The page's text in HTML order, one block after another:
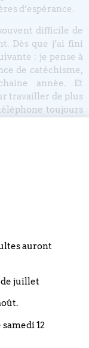
d’espérance.
difficile de
Dès que j’ai fini
: je pense à
de catéchisme,
année. Et
travailler de plus
toujours
à quel prix,
J’ai besoin
et pas
J’ai besoin
lever les yeux
dans le Dieu
que ce qui est
dans l’à-venir ?
l’Église que
qui nous est
foi en un Dieu
auront
de juillet
12